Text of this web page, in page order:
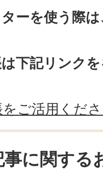
ーを使う際
下記リンク
ご活用くだ
事に関する